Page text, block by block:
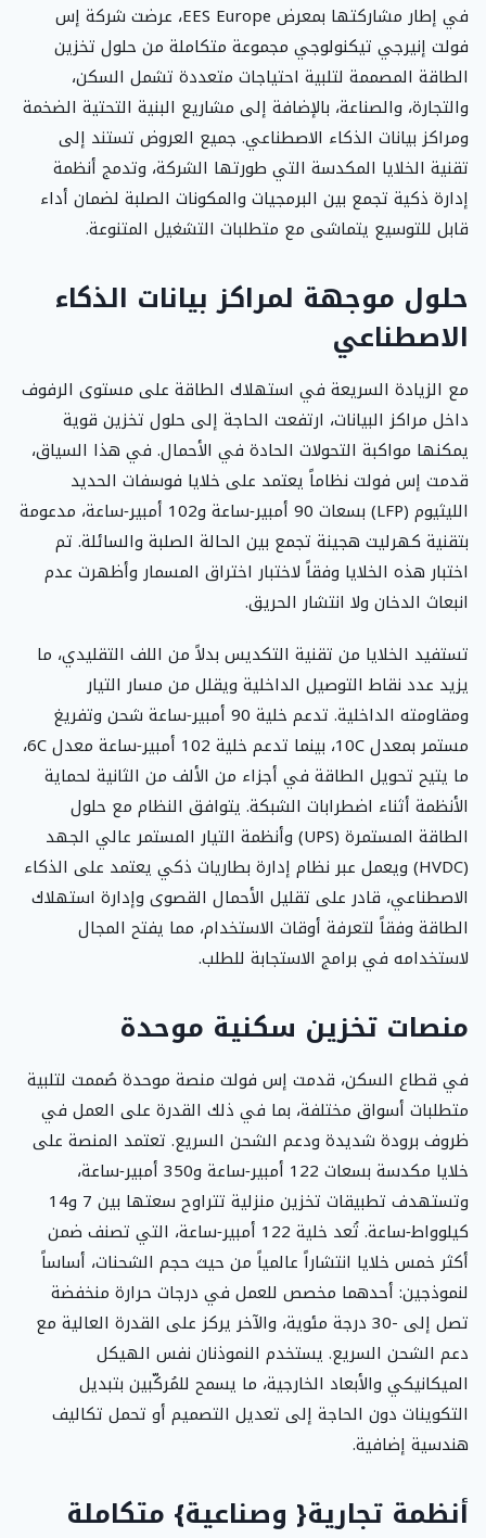
في إطار مشاركتها بمعرض EES Europe، عرضت شركة إس
فولت إنيرجي تيكنولوجي مجموعة متكاملة من حلول تخزين
الطاقة المصممة لتلبية احتياجات متعددة تشمل السكن،
والتجارة، والصناعة، بالإضافة إلى مشاريع البنية التحتية الضخمة
ومراكز بيانات الذكاء الاصطناعي. جميع العروض تستند إلى
تقنية الخلايا المكدسة التي طورتها الشركة، وتدمج أنظمة
إدارة ذكية تجمع بين البرمجيات والمكونات الصلبة لضمان أداء
قابل للتوسيع يتماشى مع متطلبات التشغيل المتنوعة.
حلول موجهة لمراكز بيانات الذكاء
الاصطناعي
مع الزيادة السريعة في استهلاك الطاقة على مستوى الرفوف
داخل مراكز البيانات، ارتفعت الحاجة إلى حلول تخزين قوية
يمكنها مواكبة التحولات الحادة في الأحمال. في هذا السياق،
قدمت إس فولت نظاماً يعتمد على خلايا فوسفات الحديد
الليثيوم (LFP) بسعات 90 أمبير‑ساعة و102 أمبير‑ساعة، مدعومة
بتقنية كهرليت هجينة تجمع بين الحالة الصلبة والسائلة. تم
اختبار هذه الخلايا وفقاً لاختبار اختراق المسمار وأظهرت عدم
انبعاث الدخان ولا انتشار الحريق.
تستفيد الخلايا من تقنية التكديس بدلاً من اللف التقليدي، ما
يزيد عدد نقاط التوصيل الداخلية ويقلل من مسار التيار
ومقاومته الداخلية. تدعم خلية 90 أمبير‑ساعة شحن وتفريغ
مستمر بمعدل 10C، بينما تدعم خلية 102 أمبير‑ساعة معدل 6C،
ما يتيح تحويل الطاقة في أجزاء من الألف من الثانية لحماية
الأنظمة أثناء اضطرابات الشبكة. يتوافق النظام مع حلول
الطاقة المستمرة (UPS) وأنظمة التيار المستمر عالي الجهد
(HVDC) ويعمل عبر نظام إدارة بطاريات ذكي يعتمد على الذكاء
الاصطناعي، قادر على تقليل الأحمال القصوى وإدارة استهلاك
الطاقة وفقاً لتعرفة أوقات الاستخدام، مما يفتح المجال
لاستخدامه في برامج الاستجابة للطلب.
منصات تخزين سكنية موحدة
في قطاع السكن، قدمت إس فولت منصة موحدة صُممت لتلبية
متطلبات أسواق مختلفة، بما في ذلك القدرة على العمل في
ظروف برودة شديدة ودعم الشحن السريع. تعتمد المنصة على
خلايا مكدسة بسعات 122 أمبير‑ساعة و350 أمبير‑ساعة،
وتستهدف تطبيقات تخزين منزلية تتراوح سعتها بين 7 و14
كيلوواط‑ساعة. تُعد خلية 122 أمبير‑ساعة، التي تصنف ضمن
أكثر خمس خلايا انتشاراً عالمياً من حيث حجم الشحنات، أساساً
لنموذجين: أحدهما مخصص للعمل في درجات حرارة منخفضة
تصل إلى -30 درجة مئوية، والآخر يركز على القدرة العالية مع
دعم الشحن السريع. يستخدم النموذنان نفس الهيكل
الميكانيكي والأبعاد الخارجية، ما يسمح للمُركّبين بتبديل
التكوينات دون الحاجة إلى تعديل التصميم أو تحمل تكاليف
هندسية إضافية.
أنظمة تجارية{ وصناعية} متكاملة